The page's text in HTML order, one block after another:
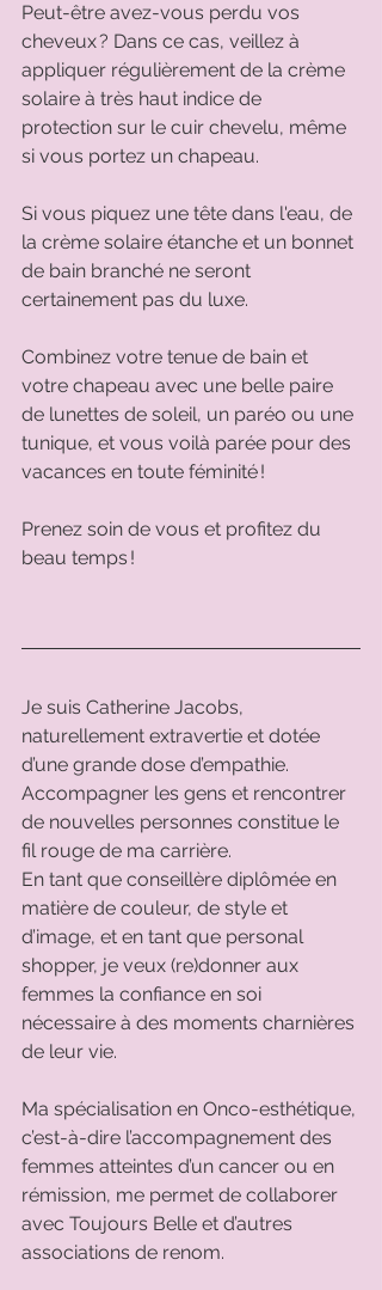
Peut-être avez-vous perdu vos
cheveux ? Dans ce cas, veillez à
appliquer régulièrement de la crème
solaire à très haut indice de
protection sur le cuir chevelu, même
si vous portez un chapeau.
Si vous piquez une tête dans l'eau, de
la crème solaire étanche et un bonnet
de bain branché ne seront
certainement pas du luxe.
Combinez votre tenue de bain et
votre chapeau avec une belle paire
de lunettes de soleil, un paréo ou une
tunique, et vous voilà parée pour des
vacances en toute féminité !
Prenez soin de vous et profitez du
beau temps !
Je suis Catherine Jacobs,
naturellement extravertie et dotée
d’une grande dose d’empathie.
Accompagner les gens et rencontrer
de nouvelles personnes constitue le
fil rouge de ma carrière.
En tant que conseillère diplômée en
matière de couleur, de style et
d’image, et en tant que personal
shopper, je veux (re)donner aux
femmes la confiance en soi
nécessaire à des moments charnières
de leur vie.
Ma spécialisation en Onco-esthétique,
c’est-à-dire l’accompagnement des
femmes atteintes d’un cancer ou en
rémission, me permet de collaborer
avec Toujours Belle et d’autres
associations de renom.